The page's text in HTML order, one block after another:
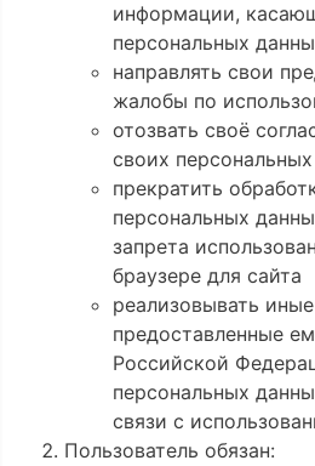
информации,
персональных
направлять свои
жалобы по
отозвать своё
своих
прекратить
персональных
запрета
браузере для сайта
реализовывать
предоставленные
Российской
персональных
связи с
Пользователь обязан: